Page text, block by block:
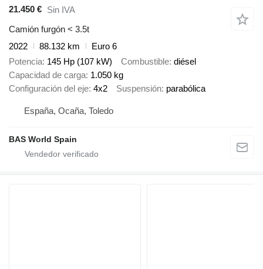
21.450 € Sin IVA
Camión furgón < 3.5t
2022
88.132 km
Euro 6
Potencia 145 Hp (107 kW) Combustible diésel
Capacidad de carga 1.050 kg
Configuración del eje 4x2 Suspensión parabólica
España, Ocaña, Toledo
BAS World Spain